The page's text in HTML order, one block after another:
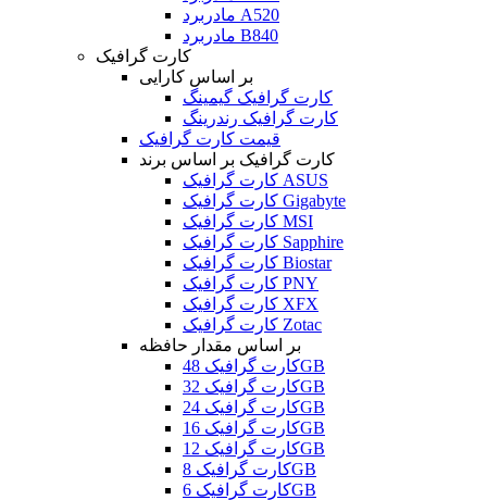
مادربرد A520
مادربرد B840
کارت گرافیک
بر اساس کارایی
کارت گرافیک گیمینگ
کارت گرافیک رندرینگ
قیمت کارت گرافیک
کارت گرافیک بر اساس برند
کارت گرافیک ASUS
کارت گرافیک Gigabyte
کارت گرافیک MSI
کارت گرافیک Sapphire
کارت گرافیک Biostar
کارت گرافیک PNY
کارت گرافیک XFX
کارت گرافیک Zotac
بر اساس مقدار حافظه
کارت گرافیک 48GB
کارت گرافیک 32GB
کارت گرافیک 24GB
کارت گرافیک 16GB
کارت گرافیک 12GB
کارت گرافیک 8GB
کارت گرافیک 6GB